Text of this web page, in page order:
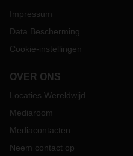
Impressum
Data Bescherming
Cookie-instellingen
OVER ONS
Locaties Wereldwijd
Mediaroom
Mediacontacten
Neem contact op